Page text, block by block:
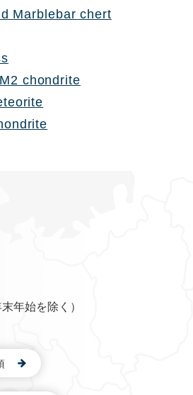
Marblebar chert
chondrite
年始を除く）